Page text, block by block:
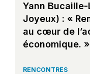
Yann
Joyeux) : «
au cœur de
économique. »
RENCONTRES